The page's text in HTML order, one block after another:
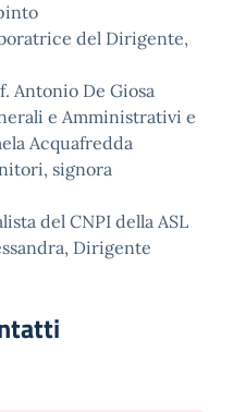
del Dirigente,
Antonio De Giosa
e Amministrativi e
Acquafredda
signora
del CNPI della ASL
Dirigente